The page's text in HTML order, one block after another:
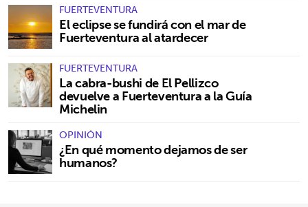
FUERTEVENTURA
El eclipse se fundirá con el mar de
Fuerteventura al atardecer
FUERTEVENTURA
La cabra-bushi de El Pellizco
devuelve a Fuerteventura a la Guía
Michelin
OPINIÓN
¿En qué momento dejamos de ser
humanos?